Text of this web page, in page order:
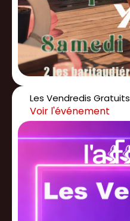
Les Vendredis Gratuits